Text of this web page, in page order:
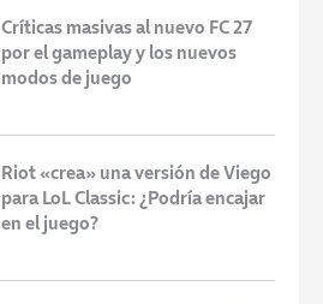
Críticas masivas al nuevo FC 27
por el gameplay y los nuevos
modos de juego
Riot «crea» una versión de Viego
para LoL Classic: ¿Podría encajar
en el juego?